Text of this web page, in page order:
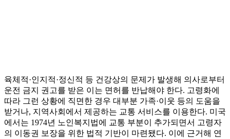
육체적·인지적·정신적 등 건강상의 문제가 발생해 의사로부터
운전 금지 권고를 받은 이는 면허를 반납해야 한다. 고령화에
따라 그런 상황에 직면한 경우 대부분 가족·이웃 등의 도움을
받거나, 지역사회에서 제공하는 교통 서비스를 이용한다. 미국
에서는 1974년 노인복지법에 교통 부분이 추가되면서 고령자
의 이동권 보장을 위한 법적 기반이 마련됐다. 이에 근거해 연